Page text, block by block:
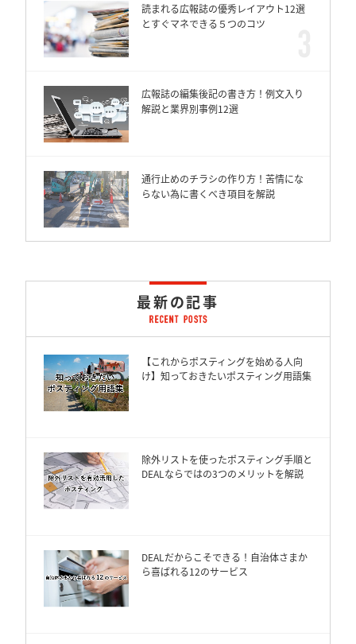
読まれる広報誌の優秀レイアウト12選
とすぐマネできる５つのコツ
広報誌の編集後記の書き方！例文入り
解説と業界別事例12選
通行止めのチラシの作り方！苦情にな
らない為に書くべき項目を解説
最新の記事
【これからポスティングを始める人向
け】知っておきたいポスティング用語集
除外リストを使ったポスティング手順と
DEALならではの3つのメリットを解説
DEALだからこそできる！自治体さまか
ら喜ばれる12のサービス